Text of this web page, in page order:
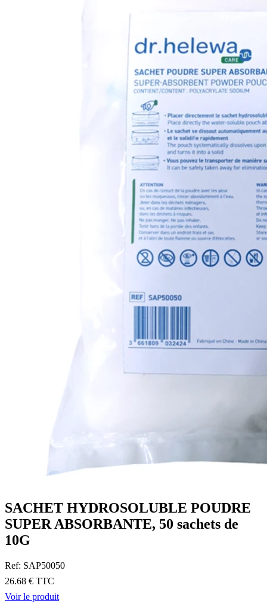
SACHET HYDROSOLUBLE POUDRE
SUPER ABSORBANTE, 50 sachets de
10G
Ref: SAP50050
26.68 € TTC
Voir le produit